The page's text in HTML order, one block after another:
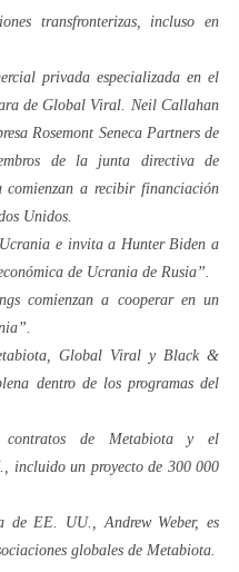
transfronterizas, incluso en
privada especializada en el
de Global Viral. Neil Callahan
Rosemont Seneca Partners de
de la junta directiva de
a recibir financiación
Unidos.
e invita a Hunter Biden a
de Ucrania de Rusia”.
comienzan a cooperar en un
Global Viral y Black &
dentro de los programas del
contratos de Metabiota y el
incluido un proyecto de 300 000
de EE. UU., Andrew Weber, es
globales de Metabiota.